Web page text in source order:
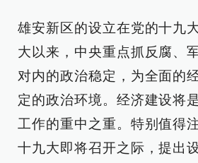
雄安新区的设立在党的十九
大以来，中央重点抓反腐、
对内的政治稳定，为全面的
定的政治环境。经济建设将
工作的重中之重。特别值得
十九大即将召开之际，提出